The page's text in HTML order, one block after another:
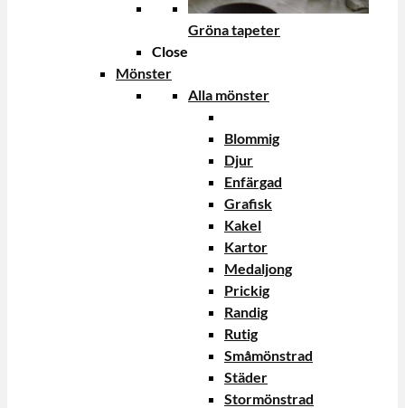
Gröna tapeter
Close
Mönster
Alla mönster
Blommig
Djur
Enfärgad
Grafisk
Kakel
Kartor
Medaljong
Prickig
Randig
Rutig
Småmönstrad
Städer
Stormönstrad